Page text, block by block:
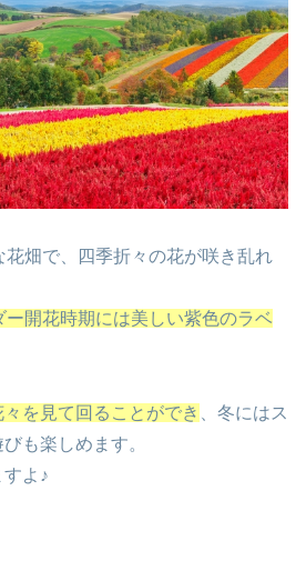
花畑で、四季折々の花が咲き乱れ
開花時期には美しい紫色のラベ
を見て回ることができ
、冬にはス
も楽しめます。
よ♪